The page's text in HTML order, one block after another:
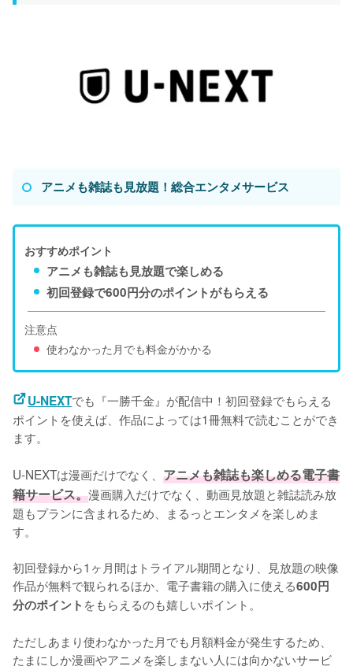
アニメも雑誌も見放題！総合エンタメサービス
おすすめポイント
アニメも雑誌も見放題で楽しめる
初回登録で600円分のポイントがもらえる
注意点
使わなかった月でも料金がかかる
U-NEXTでも『一勝千金』が配信中！初回登録でもらえる
ポイントを使えば、作品によっては1冊無料で読むことができ
ます。
U-NEXTは漫画だけでなく、 アニメも雑誌も楽しめる電子書
籍サービス。漫画購入だけでなく、動画見放題と雑誌読み放
題もプランに含まれるため、まるっとエンタメを楽しめま
す。
初回登録から1ヶ月間はトライアル期間となり、見放題の映像
作品が無料で観られるほか、電子書籍の購入に使える600円
分のポイント をもらえるのも嬉しいポイント。
ただしあまり使わなかった月でも月額料金が発生するため、
たまにしか漫画やアニメを楽しまない人には向かないサービ